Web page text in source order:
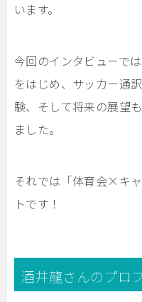
います。
今回のインタビューで
をはじめ、サッカー通
験、そして将来の展望
ました。
それでは「体育会×キ
トです！
酒井龍さんのプロ